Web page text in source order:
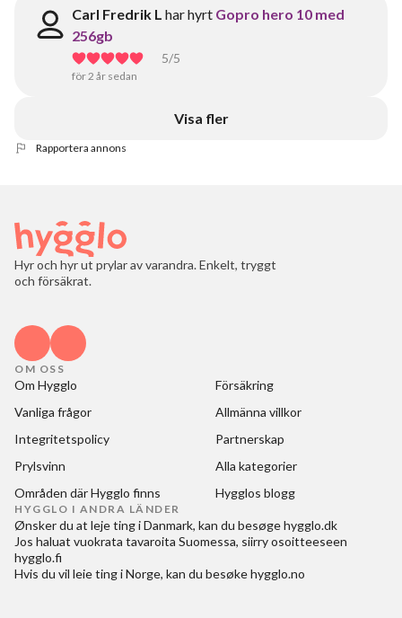
Carl Fredrik L har hyrt Gopro hero 10 med
256gb
5/5
för 2 år sedan
Visa fler
Rapportera annons
Hyr och hyr ut prylar av varandra. Enkelt, tryggt
och försäkrat.
OM OSS
Om Hygglo
Försäkring
Vanliga frågor
Allmänna villkor
Integritetspolicy
Partnerskap
Prylsvinn
Alla kategorier
Områden där Hygglo finns
Hygglos blogg
HYGGLO I ANDRA LÄNDER
Ønsker du at leje ting i Danmark, kan du besøgehygglo.dk
Jos haluat vuokrata tavaroita Suomessa, siirry osoitteeseen
hygglo.fi
Hvis du vil leie ting i Norge, kan du besøkehygglo.no